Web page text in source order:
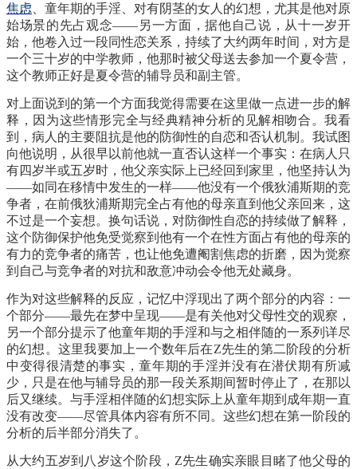
焦虑、童年期的手淫、对有阴茎的女人的幻想，尤其是他对原
始场景的先占观念——另一方面，据他自己说，从十一岁开
始，他卷入过一段同性恋关系，持续了大约两年时间，对方是
一个三十岁的中学教师，他那时被父母送去参加一个夏令营，
这个教师正好是夏令营的辅导员和副主管。
对上面说到的第一个方面我觉得需要在这里做一点进一步的解
释，因为这些情形完全与经典精神分析的见解相吻合。我看
到，病人的主要阻抗是他的防御性的自恋和否认机制。我试图
向他说明，从很早以前他就一直否认这样一个事实：在病人只
有四岁半或五岁时，他父亲实际上已经回到家里，他坚持认为
——如同在移情中发生的一样——他没有一个俄狄浦斯期的竞
争者，在前俄狄浦斯期完全占有他的母亲直到他父亲回来，这
不过是一个妄想。换句话说，对防御性自恋的持续做了解释，
这个防御保护他免受觉察到他有一个在性方面占有他的母亲的
有力的竞争者的痛苦，也让他免遭阉割焦虑的折磨，因为觉察
到自己与竞争者的对抗和敌意冲动会令他无处藏身。
作为对这些解释的反应，记忆中浮现出了两个部分的内容：一
个部分——最先在梦中呈现——是有关他对父母性交的观察，
另一个部分提示了他童年期的手淫和与之相伴随的一系列详尽
的幻想。这里我要加上一个数年后在Z先生的第二阶段的分析
中变得很清楚的事实，童年期的手淫并没有在潜伏期有所减
少，只是在他与辅导员的那一段关系期间暂时停止了，在那以
后又继续。与手淫相伴随的幻想实际上从童年期到成年期一直
没有改变——尽管具体内容有所不同。这些幻想在第一阶段的
分析的后半部分消失了。
从大约五岁到八岁这个阶段， Z先生确实亲眼目睹了他父母的